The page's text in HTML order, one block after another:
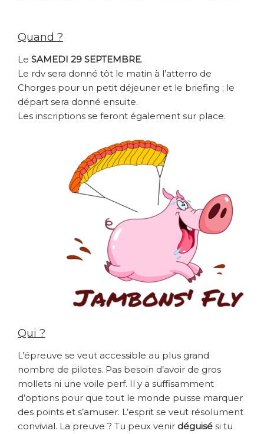
Quand ?
Le SAMEDI 29 SEPTEMBRE.
Le rdv sera donné tôt le matin à l’atterro de
Chorges pour un petit déjeuner et le briefing ; le
départ sera donné ensuite.
Les inscriptions se feront également sur place.
Qui ?
L’épreuve se veut accessible au plus grand
nombre de pilotes. Pas besoin d’avoir de gros
mollets ni une voile perf. Il y a suffisamment
d’options pour que tout le monde puisse marquer
des points et s’amuser. L’esprit se veut résolument
convivial. La preuve ? Tu peux venir déguisé si tu